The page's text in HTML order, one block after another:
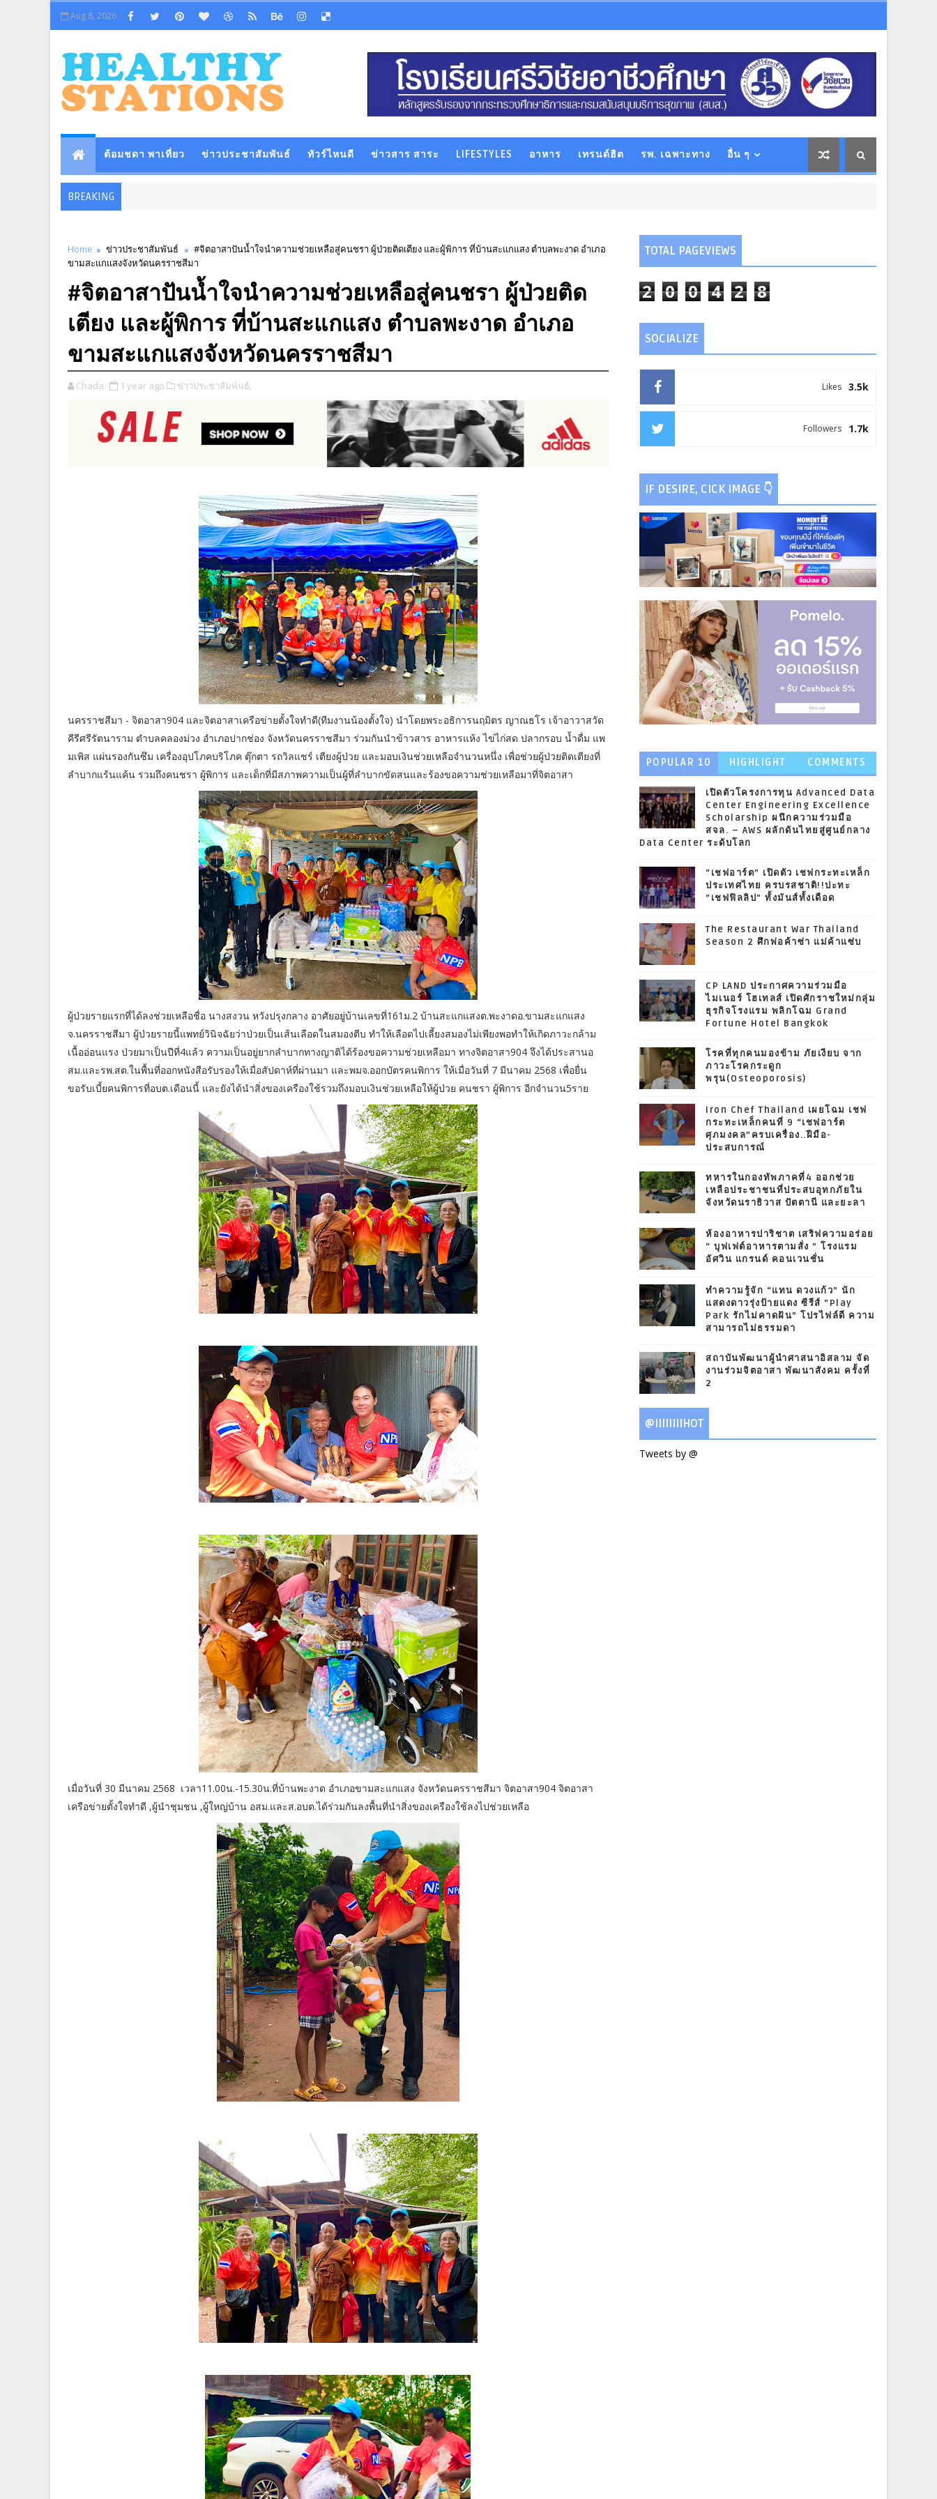
Aug 8, 2026
ต้อมชดา พาเที่ยว ข่าวประชาสัมพันธ์ ทัวร์ไหนดี ข่าวสาร สาระ LIFESTYLES อาหาร เทรนด์ฮิต รพ. เฉพาะทาง อื่น ๆ
BREAKING
Home ข่าวประชาสัมพันธ์
#จิตอาสาปันน้ำใจนำความช่วยเหลือสู่คนชรา ผู้ป่วยติดเตียง และผู้พิการ ที่บ้านสะแกแสง ตำบลพะงาด อำเภอ
ขามสะแกแสงจังหวัดนครราชสีมา
#จิตอาสาปันน้ำใจนำความช่วยเหลือสู่คนชรา ผู้ป่วยติด
เตียง และผู้พิการ ที่บ้านสะแกแสง ตำบลพะงาด อำเภอ
ขามสะแกแสงจังหวัดนครราชสีมา
Chada 1 year ago ข่าวประชาสัมพันธ์,
นครราชสีมา - จิตอาสา904 และจิตอาสาเครือข่ายตั้งใจทำดี(ทีมงานน้องตั้งใจ) นำโดยพระอธิการนฤมิตร ญาณธโร เจ้าอาวาสวัด
คีรีศรีรัตนาราม ตำบลคลองม่วง อำเภอปากช่อง จังหวัดนครราชสีมา ร่วมกันนำข้าวสาร อาหารแห้ง ไข่ไก่สด ปลากรอบ น้ำดื่ม แพ
มเพิส แผ่นรองกันซึม เครื่องอุปโภคบริโภค ตุ๊กตา รถวิลแชร์ เตียงผู้ป่วย และมอบเงินช่วยเหลือจำนวนหนึ่ง เพื่อช่วยผู้ป่วยติดเตียงที่
ลำบากแร้นแค้น รวมถึงคนชรา ผู้พิการ และเด็กที่มีสภาพความเป็นผู้ที่ลำบากขัดสนและร้องขอความช่วยเหลือมาที่จิตอาสา
ผู้ป่วยรายแรกที่ได้ลงช่วยเหลือชื่อ นางสงวน หวังปรุงกลาง อาศัยอยู่บ้านเลขที่161ม.2 บ้านสะแกแสงต.พะงาดอ.ขามสะแกแสง
จ.นครราชสีมา ผู้ป่วยรายนี้แพทย์วินิจฉัยว่าป่วยเป็นเส้นเลือดในสมองตีบ ทำให้เลือดไปเลี้ยงสมองไม่เพียงพอทำให้เกิดภาวะกล้าม
เนื้ออ่อนแรง ป่วยมาเป็นปีที่4แล้ว ความเป็นอยู่ยากลำบากทางญาติได้ร้องขอความช่วยเหลือมา ทางจิตอาสา904 จึงได้ประสานอ
สม.และรพ.สต.ในพื้นที่ออกหนังสือรับรองให้เมื่อสัปดาห์ที่ผ่านมา และพมจ.ออกบัตรคนพิการ ให้เมื่อวันที่ 7 มีนาคม 2568 เพื่อยื่น
ขอรับเบี้ยคนพิการที่อบต.เดือนนี้ และยังได้นำสิ่งของเครืองใช้รวมถึงมอบเงินช่วยเหลือให้ผู้ป่วย คนชรา ผู้พิการ อีกจำนวน5ราย
เมื่อวันที่ 30 มีนาคม 2568 เวลา11.00น.-15.30น.ที่บ้านพะงาด อำเภอขามสะแกแสง จังหวัดนครราชสีมา จิตอาสา904 จิตอาสา
เครือข่ายตั้งใจทำดี ,ผู้นำชุมชน ,ผู้ใหญ่บ้าน อสม.และส.อบต.ได้ร่วมกันลงพื้นที่นำสิ่งของเครืองใช้ลงไปช่วยเหลือ
TOTAL PAGEVIEWS
2 0 0 4 2 8
SOCIALIZE
3.5k
Likes
1.7k
Followers
IF DESIRE, CICK IMAGE 👇
POPULAR 10
HIGHLIGHT
COMMENTS
เปิดตัวโครงการทุน Advanced Data
Center Engineering Excellence
Scholarship ผนึกความร่วมมือ
สจล. – AWS ผลักดันไทยสู่ศูนย์กลาง
Data Center ระดับโลก
“เชฟอาร์ต” เปิดตัว เชฟกระทะเหล็ก
ประเทศไทย ครบรสชาติ!!ปะทะ
“เชฟฟิลลิป” ทั้งมันส์ทั้งเดือด
The Restaurant War Thailand
Season 2 ศึกพ่อค้าซ่า แม่ค้าแซ่บ
CP LAND ประกาศความร่วมมือ
ไมเนอร์ โฮเทลส์ เปิดศักราชใหม่กลุ่ม
ธุรกิจโรงแรม พลิกโฉม Grand
Fortune Hotel Bangkok
โรคที่ทุกคนมองข้าม ภัยเงียบ จาก
ภาวะโรคกระดูก
พรุน(Osteoporosis)
Iron Chef Thailand เผยโฉม เชฟ
กระทะเหล็กคนที่ 9 “เชฟอาร์ต
ศุภมงคล”ครบเครื่อง..ฝีมือ-
ประสบการณ์
ทหารในกองทัพภาคที่4 ออกช่วย
เหลือประชาชนที่ประสบอุทกภัยใน
จังหวัดนราธิวาส ปัตตานี และยะลา
ห้องอาหารปาริชาต เสริฟความอร่อย
“ บุฟเฟต์อาหารตามสั่ง ” โรงแรม
อัศวิน แกรนด์ คอนเวนชั่น
ทำความรู้จัก “แทน ดวงแก้ว” นัก
แสดงดาวรุ่งป้ายแดง ซีรีส์ “Play
Park รักไม่คาดฝัน” โปรไฟล์ดี ความ
สามารถไม่ธรรมดา
สถาบันพัฒนาผู้นำศาสนาอิสลาม จัด
งานร่วมจิตอาสา พัฒนาสังคม ครั้งที่
2
@IIIIIIIIHOT
Tweets by @